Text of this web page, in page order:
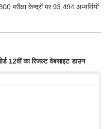
परीक्षा केन्द्रों पर 93,494 अभ्यर्थियों
12वीं का रिजल्ट वेबसाइट डाउन